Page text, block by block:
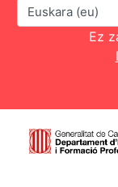
Hizkuntza
Ez